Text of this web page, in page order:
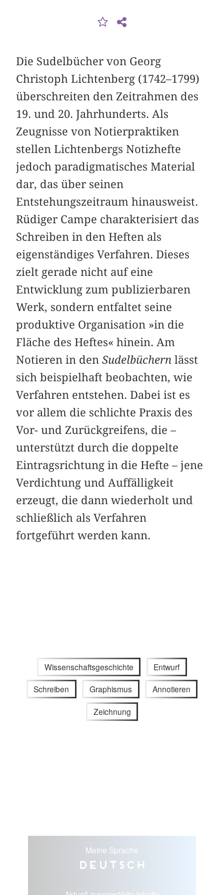
Die Sudelbücher von Georg
Christoph Lichtenberg (1742–1799)
überschreiten den Zeitrahmen des
19. und 20. Jahrhunderts. Als
Zeugnisse von Notierpraktiken
stellen Lichtenbergs Notizhefte
jedoch paradigmatisches Material
dar, das über seinen
Entstehungszeitraum hinausweist.
Rüdiger Campe charakterisiert das
Schreiben in den Heften als
eigenständiges Verfahren. Dieses
zielt gerade nicht auf eine
Entwicklung zum publizierbaren
Werk, sondern entfaltet seine
produktive Organisation »in die
Fläche des Heftes« hinein. Am
Notieren in denSudelbüchern lässt
sich beispielhaft beobachten, wie
Verfahren entstehen. Dabei ist es
vor allem die schlichte Praxis des
Vor- und Zurückgreifens, die –
unterstützt durch die doppelte
Eintragsrichtung in die Hefte – jene
Verdichtung und Auffälligkeit
erzeugt, die dann wiederholt und
schließlich als Verfahren
fortgeführt werden kann.
Wissenschaftsgeschichte Entwurf
Schreiben Graphismus Annotieren
Zeichnung
Meine Sprache
Deutsch